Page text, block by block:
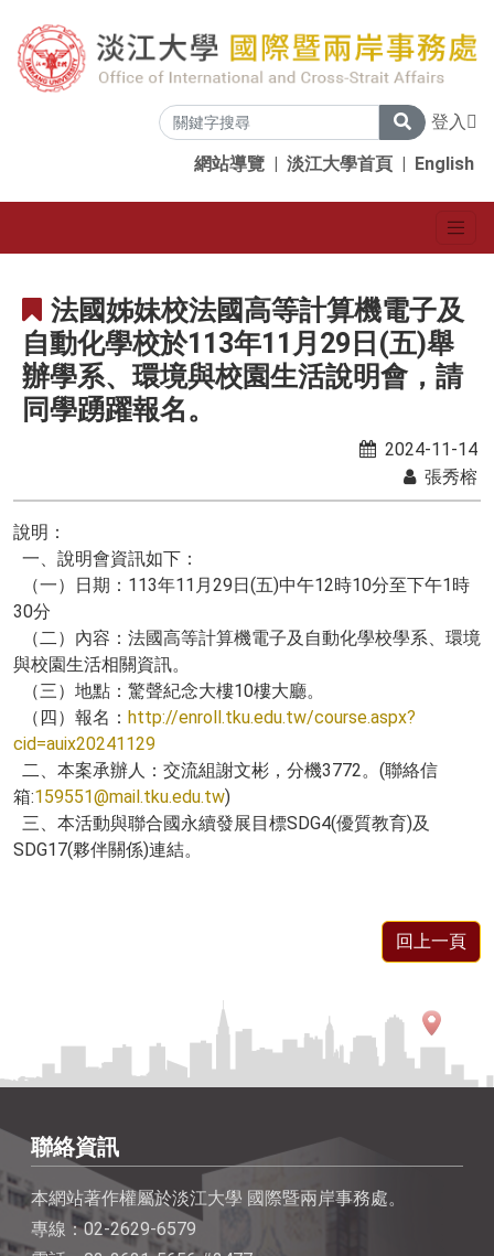
登入
網站導覽 | 淡江大學首頁 | English
法國姊妹校法國高等計算機電子及
自動化學校於113年11月29日(五)舉
辦學系、環境與校園生活說明會，請
同學踴躍報名。
2024-11-14
張秀榕
說明：
一、說明會資訊如下：
（一）日期：113年11月29日(五)中午12時10分至下午1時
30分
（二）內容：法國高等計算機電子及自動化學校學系、環境
與校園生活相關資訊。
（三）地點：驚聲紀念大樓10樓大廳。
（四）報名： http://enroll.tku.edu.tw/course.aspx?
cid=auix20241129
二、本案承辦人：交流組謝文彬，分機3772。(聯絡信
箱:159551@mail.tku.edu.tw)
三、本活動與聯合國永續發展目標SDG4(優質教育)及
SDG17(夥伴關係)連結。
回上一頁
聯絡資訊
本網站著作權屬於淡江大學 國際暨兩岸事務處。
專線：02-2629-6579